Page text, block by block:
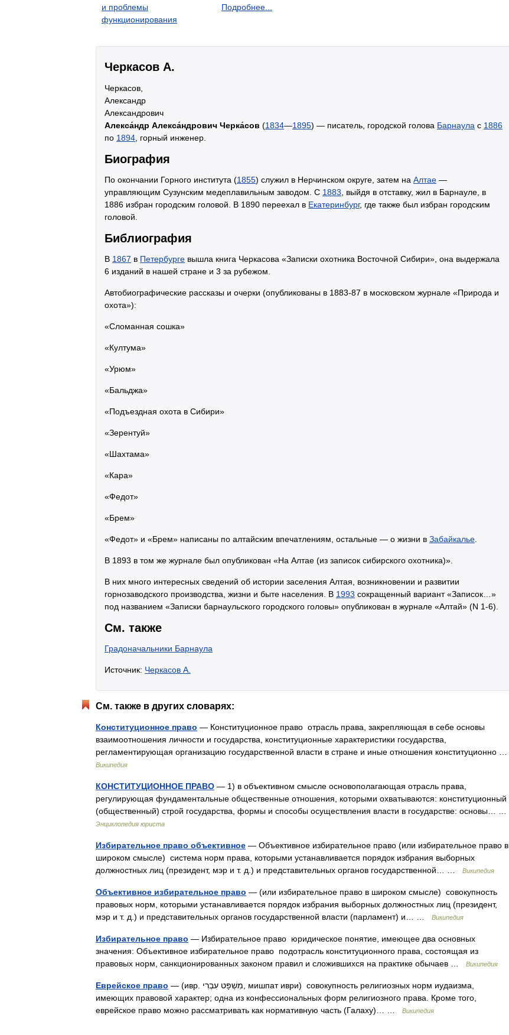
и проблемы
функционирования
Подробнее...
Черкасов А.
Черкасов,
Александр
Александрович
Алекса́ндр Алекса́ндрович Черка́сов (1834—1895) — писатель, городской голова Барнаула с 1886
по 1894 , горный инженер.
Биография
По окончании Горного института (1855) служил в Нерчинском округе, затем на Алтае —
управляющим Сузунским медеплавильным заводом. С 1883 , выйдя в отставку, жил в Барнауле, в
1886 избран городским головой. В 1890 переехал в Екатеринбург, где также был избран городским
головой.
Библиография
В 1867 в Петербурге вышла книга Черкасова «Записки охотника Восточной Сибири», она выдержала
6 изданий в нашей стране и 3 за рубежом.
Автобиографические рассказы и очерки (опубликованы в 1883-87 в московском журнале «Природа и
охота»):
«Сломанная сошка»
«Култума»
«Урюм»
«Бальджа»
«Подъездная охота в Сибири»
«Зерентуй»
«Шахтама»
«Кара»
«Федот»
«Брем»
«Федот» и «Брем» написаны по алтайским впечатлениям, остальные — о жизни в Забайкалье
В 1893 в том же журнале был опубликован «На Алтае (из записок сибирского охотника)».
В них много интересных сведений об истории заселения Алтая, возникновении и развитии
горнозаводского производства, жизни и быте населения. В 1993 сокращенный вариант «Записок…»
под названием «Записки барнаульского городского головы» опубликован в журнале «Алтай» (N 1-6).
См. также
Градоначальники Барнаула
Источник: Черкасов А.
См. также в других словарях:
Конституционное право — Конституционное право отрасль права, закрепляющая в себе основы
взаимоотношения личности и государства, конституционные характеристики государства,
регламентирующая организацию государственной власти в стране и иные отношения конституционно …
Википедия
КОНСТИТУЦИОННОЕ ПРАВО — 1) в объективном смысле основополагающая отрасль права,
регулирующая фундаментальные общественные отношения, которыми охватываются: конституционный
(общественный) строй государства, формы и способы осуществления власти в государстве: основы… …
Энциклопедия юриста
Избирательное право объективное — Объективное избирательное право (или избирательное право в
широком смысле) система норм права, которыми устанавливается порядок избрания выборных
должностных лиц (президент, мэр и т. д.) и представительных органов государственной… …
Википедия
Объективное избирательное право — (или избирательное право в широком смысле) совокупность
правовых норм, которыми устанавливается порядок избрания выборных должностных лиц (президент,
мэр и т. д.) и представительных органов государственной власти (парламент) и… …
Википедия
Избирательное право — Избирательное право юридическое понятие, имеющее два основных
значения: Объективное избирательное право подотрасль конституционного права, состоящая из
правовых норм, санкционированных законом правил и сложившихся на практике обычаев …
Википедия
Еврейское право — (ивр. מִשְׁפָּט עִבְרִי‎, мишпат иври) совокупность религиозных норм иудаизма,
имеющих правовой характер; одна из конфессиональных форм религиозного права. Кроме того,
еврейское право можно рассматривать как нормативную часть (Галаху)… …
Википедия